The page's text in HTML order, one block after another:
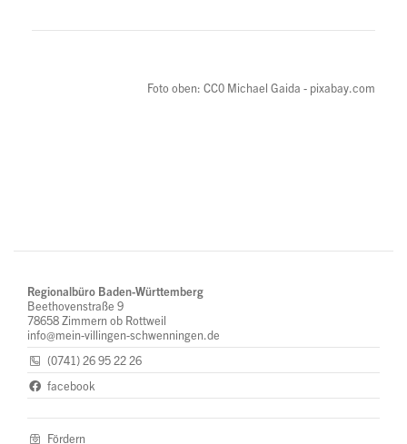
Foto oben: CC0 Michael Gaida - pixabay.com
Regionalbüro Baden-Württemberg
Beethovenstraße 9
78658 Zimmern ob Rottweil
info@mein-villingen-schwenningen.de
(0741) 26 95 22 26
facebook
Fördern